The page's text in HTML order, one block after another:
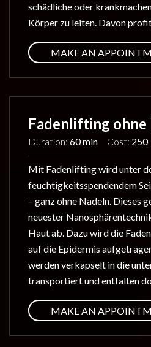
schädliche oder
Körper zu leiten. Davon
MAKE AN
Fadenlifting ohne
Duration: 60 min Cost: 250
Mit Fadenlifting wird unter
feuchtigkeitsspendendem
– ganz ohne Nadeln. Dieses
neuester
Haut ab. Dazu wird die
auf die Epidermis
werden verkapselt in die
transportiert und entfalten
MAKE AN